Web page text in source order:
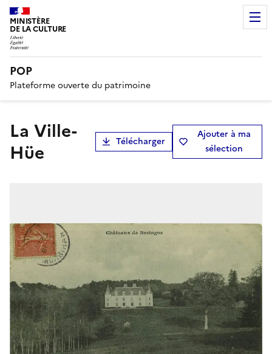
MINISTÈRE
DE LA CULTURE
POP
Plateforme ouverte du patrimoine
La Ville-
Hüe
Télécharger
Ajouter à ma
sélection